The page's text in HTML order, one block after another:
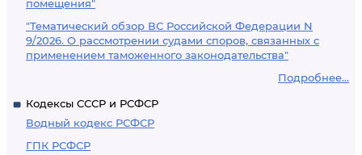
помещения"
"Тематический обзор ВС Российской Федерации N
9/2026. О рассмотрении судами споров, связанных с
применением таможенного законодательства"
Подробнее...
Кодексы СССР и РСФСР
Водный кодекс РСФСР
ГПК РСФСР